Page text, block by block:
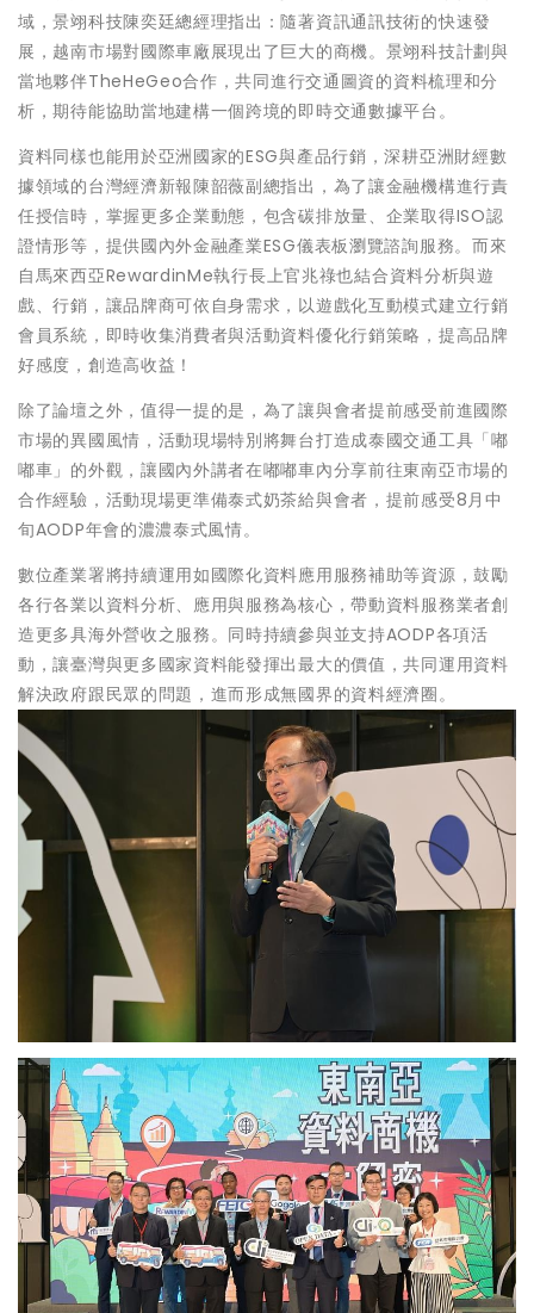
域，景翊科技陳奕廷總經理指出：隨著資訊通訊技術的快速發
展，越南市場對國際車廠展現出了巨大的商機。景翊科技計劃與
當地夥伴TheHeGeo合作，共同進行交通圖資的資料梳理和分
析，期待能協助當地建構一個跨境的即時交通數據平台。
資料同樣也能用於亞洲國家的ESG與產品行銷，深耕亞洲財經數
據領域的台灣經濟新報陳韶薇副總指出，為了讓金融機構進行責
任授信時，掌握更多企業動態，包含碳排放量、企業取得ISO認
證情形等，提供國內外金融產業ESG儀表板瀏覽諮詢服務。而來
自馬來西亞RewardinMe執行長上官兆祿也結合資料分析與遊
戲、行銷，讓品牌商可依自身需求，以遊戲化互動模式建立行銷
會員系統，即時收集消費者與活動資料優化行銷策略，提高品牌
好感度，創造高收益！
除了論壇之外，值得一提的是，為了讓與會者提前感受前進國際
市場的異國風情，活動現場特別將舞台打造成泰國交通工具「嘟
嘟車」的外觀，讓國內外講者在嘟嘟車內分享前往東南亞市場的
合作經驗，活動現場更準備泰式奶茶給與會者，提前感受8月中
旬AODP年會的濃濃泰式風情。
數位產業署將持續運用如國際化資料應用服務補助等資源，鼓勵
各行各業以資料分析、應用與服務為核心，帶動資料服務業者創
造更多具海外營收之服務。同時持續參與並支持AODP各項活
動，讓臺灣與更多國家資料能發揮出最大的價值，共同運用資料
解決政府跟民眾的問題，進而形成無國界的資料經濟圈。